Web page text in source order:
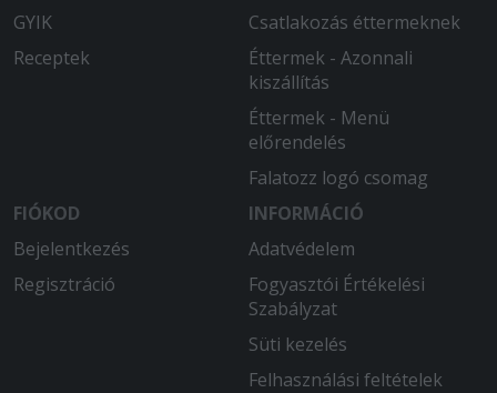
GYIK
Receptek
Csatlakozás éttermeknek
Éttermek - Azonnali
kiszállítás
Éttermek - Menü
előrendelés
Falatozz logó csomag
FIÓKOD
Bejelentkezés
Regisztráció
INFORMÁCIÓ
Adatvédelem
Fogyasztói Értékelési
Szabályzat
Süti kezelés
Felhasználási feltételek